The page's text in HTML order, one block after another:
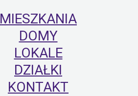
MIESZKANIA
DOMY
LOKALE
DZIAŁKI
KONTAKT